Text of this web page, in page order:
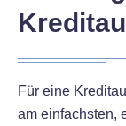
Für eine
am einfachsten,